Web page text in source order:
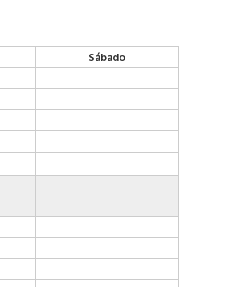
Sábado